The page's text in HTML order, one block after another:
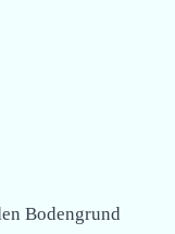
Bodengrund